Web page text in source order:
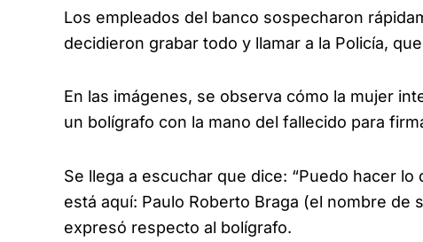
Los empleados del banco sospecharon
decidieron grabar todo y llamar a la Policía,
En las imágenes, se observa cómo la mujer
un bolígrafo con la mano del fallecido para
Se llega a escuchar que dice: “Puedo hacer
está aquí: Paulo Roberto Braga (el nombre de
expresó respecto al bolígrafo.